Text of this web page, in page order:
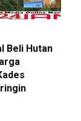
Beli Hutan